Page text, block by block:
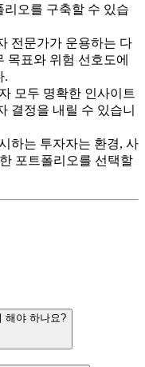
오를 구축할 수 있습
전문가가 운용하는 다
목표와 위험 선호도에
.
모두 명확한 인사이트
결정을 내릴 수 있습니
하는 투자자는 환경, 사
포트폴리오를 선택할
해야 하나요?